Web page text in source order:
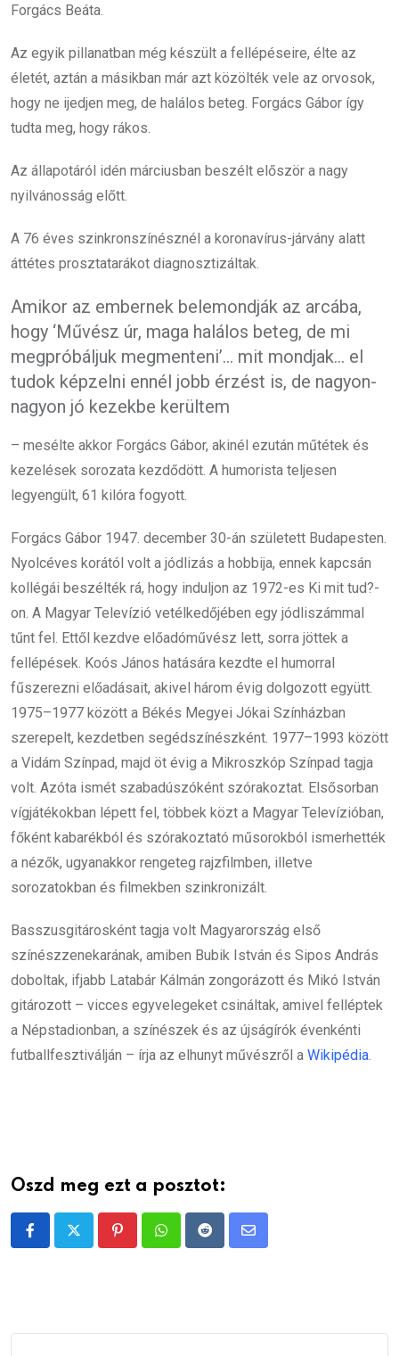
Forgács Beáta.
Az egyik pillanatban még készült a fellépéseire, élte az
életét, aztán a másikban már azt közölték vele az orvosok,
hogy ne ijedjen meg, de halálos beteg. Forgács Gábor így
tudta meg, hogy rákos.
Az állapotáról idén márciusban beszélt először a nagy
nyilvánosság előtt.
A 76 éves szinkronszínésznél a koronavírus-járvány alatt
áttétes prosztatarákot diagnosztizáltak.
Amikor az embernek belemondják az arcába,
hogy ‘Művész úr, maga halálos beteg, de mi
megpróbáljuk megmenteni’… mit mondjak… el
tudok képzelni ennél jobb érzést is, de nagyon-
nagyon jó kezekbe kerültem
– mesélte akkor Forgács Gábor, akinél ezután műtétek és
kezelések sorozata kezdődött. A humorista teljesen
legyengült, 61 kilóra fogyott.
Forgács Gábor 1947. december 30-án született Budapesten.
Nyolcéves korától volt a jódlizás a hobbija, ennek kapcsán
kollégái beszélték rá, hogy induljon az 1972-es Ki mit tud?-
on. A Magyar Televízió vetélkedőjében egy jódliszámmal
tűnt fel. Ettől kezdve előadóművész lett, sorra jöttek a
fellépések. Koós János hatására kezdte el humorral
fűszerezni előadásait, akivel három évig dolgozott együtt.
1975–1977 között a Békés Megyei Jókai Színházban
szerepelt, kezdetben segédszínészként. 1977–1993 között
a Vidám Színpad, majd öt évig a Mikroszkóp Színpad tagja
volt. Azóta ismét szabadúszóként szórakoztat. Elsősorban
vígjátékokban lépett fel, többek közt a Magyar Televízióban,
főként kabarékból és szórakoztató műsorokból ismerhették
a nézők, ugyanakkor rengeteg rajzfilmben, illetve
sorozatokban és filmekben szinkronizált.
Basszusgitárosként tagja volt Magyarország első
színészzenekarának, amiben Bubik István és Sipos András
doboltak, ifjabb Latabár Kálmán zongorázott és Mikó István
gitározott – vicces egyvelegeket csináltak, amivel felléptek
a Népstadionban, a színészek és az újságírók évenkénti
futballfesztiválján – írja az elhunyt művészről a Wikipédia
Oszd meg ezt a posztot:
PinterestWhatsappRedditShare